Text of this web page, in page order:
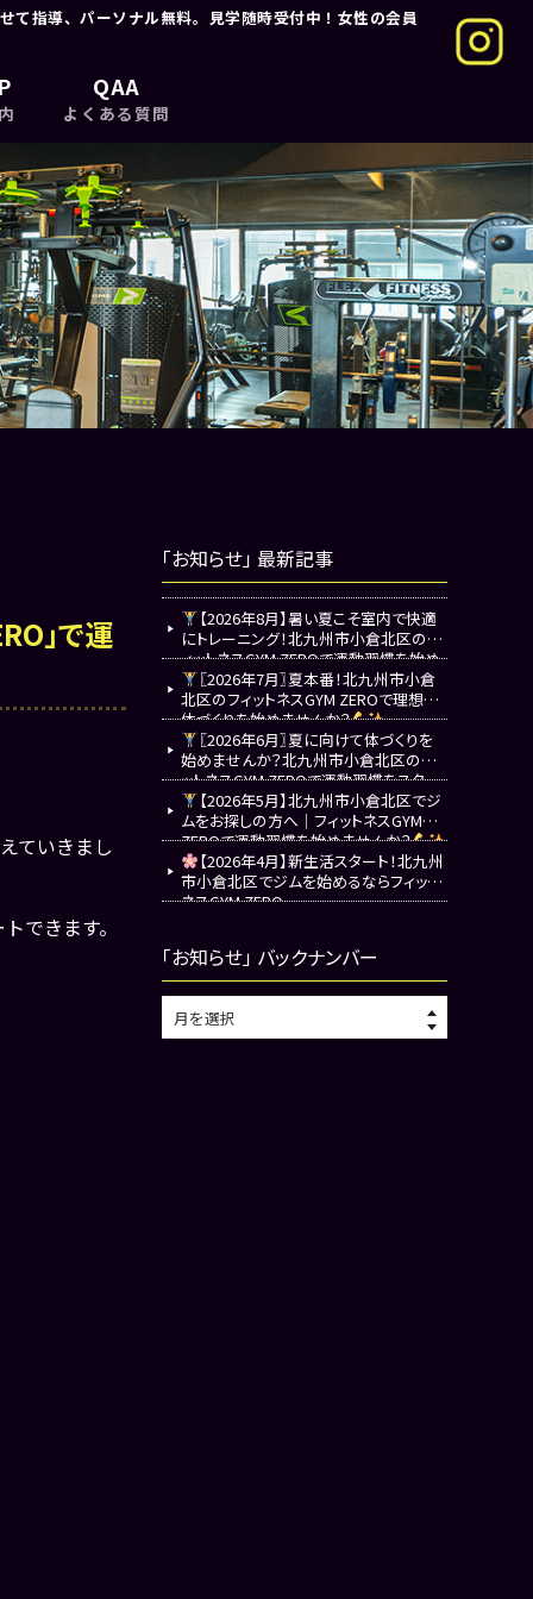
て指導、パーソナル無料。見学随時受付中！女性の会員
QAA
よくある質問
」で運
ていきまし
できます。
「お知らせ」 最新記事
【2026年8月】暑い夏こそ室内で快適
にトレーニング！北九州市小倉北区のフ
ィットネスGYM ZEROで運動習慣を始め
ませんか？
〖2026年7月〗夏本番！北九州市小倉
北区のフィットネスGYM ZEROで理想の
体づくりを始めませんか？
〖2026年6月〗夏に向けて体づくりを
始めませんか？北九州市小倉北区のフィ
ットネスGYM ZEROで運動習慣をスター
ト 【2026年5月】北九州市小倉北区でジ
ムをお探しの方へ｜フィットネスGYM
ZEROで運動習慣を始めませんか？
【2026年4月】新生活スタート！北九州
市小倉北区でジムを始めるならフィット
ネスGYM ZERO
「お知らせ」 バックナンバー